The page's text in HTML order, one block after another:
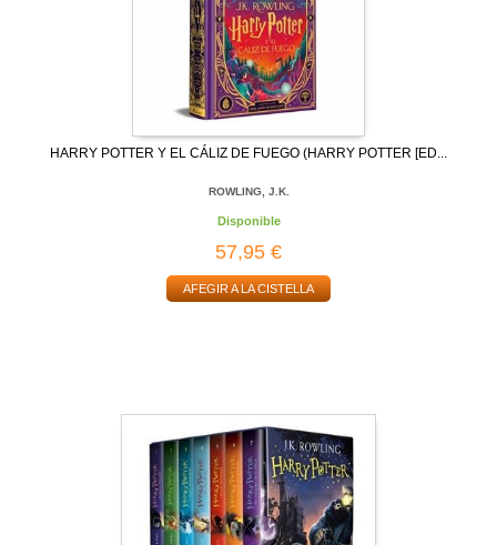
HARRY POTTER Y EL CÁLIZ DE FUEGO (HARRY POTTER [ED...
ROWLING, J.K.
Disponible
57,95 €
AFEGIR A LA CISTELLA